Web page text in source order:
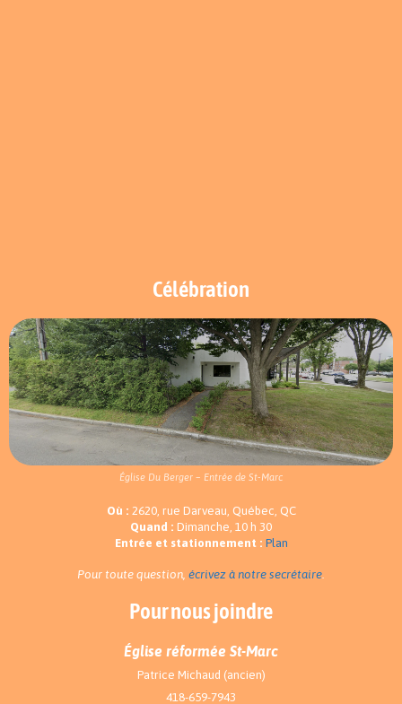
Célébration
Église Du Berger – Entrée de St-Marc
Où : 2620, rue Darveau, Québec, QC
Quand : Dimanche, 10 h 30
Entrée et stationnement : Plan
Pour toute question, écrivez à notre secrétaire.
Pour nous joindre
Église réformée St-Marc
Patrice Michaud (ancien)
418-659-7943